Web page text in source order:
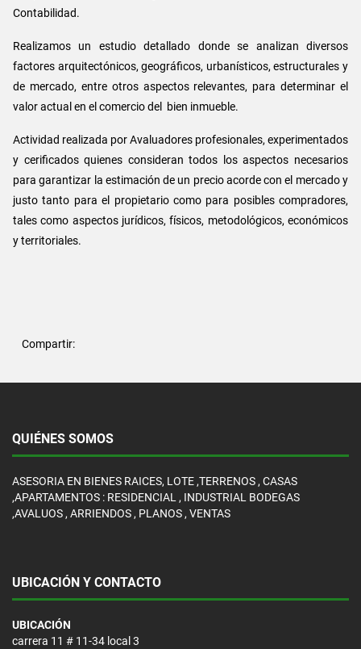
Contabilidad.
Realizamos un estudio detallado donde se analizan diversos
factores arquitectónicos, geográficos, urbanísticos, estructurales y
de mercado, entre otros aspectos relevantes, para determinar el
valor actual en el comercio del bien inmueble.
Actividad realizada por Avaluadores profesionales, experimentados
y cerificados quienes consideran todos los aspectos necesarios
para garantizar la estimación de un precio acorde con el mercado y
justo tanto para el propietario como para posibles compradores,
tales como aspectos jurídicos, físicos, metodológicos, económicos
y territoriales.
Compartir:
QUIÉNES SOMOS
ASESORIA EN BIENES RAICES, LOTE ,TERRENOS , CASAS
,APARTAMENTOS : RESIDENCIAL , INDUSTRIAL BODEGAS
,AVALUOS , ARRIENDOS , PLANOS , VENTAS
UBICACIÓN Y CONTACTO
UBICACIÓN
carrera 11 # 11-34 local 3